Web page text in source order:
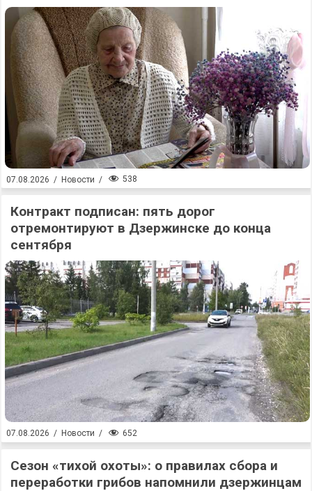
07.08.2026 / Новости / 538
Контракт подписан: пять дорог
отремонтируют в Дзержинске до конца
сентября
07.08.2026 / Новости / 652
Сезон «тихой охоты»: о правилах сбора и
переработки грибов напомнили дзержинцам